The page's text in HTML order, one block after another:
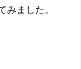
ました。